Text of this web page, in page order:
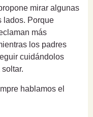
mirar algunas
lados. Porque
más
los padres
cuidándolos
hablamos el